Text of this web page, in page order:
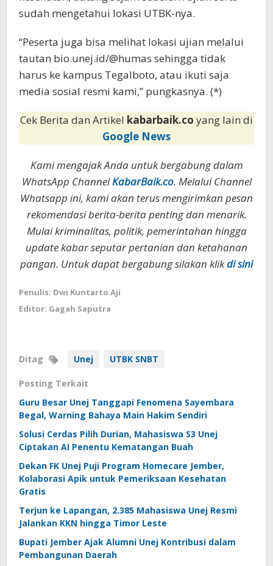
sudah mengetahui lokasi UTBK-nya.
“Peserta juga bisa melihat lokasi ujian melalui
tautan bio.unej.id/@humas sehingga tidak
harus ke kampus Tegalboto, atau ikuti saja
media sosial resmi kami,” pungkasnya. (*)
Cek Berita dan Artikel kabarbaik.co yang lain di
Google News
Kami mengajak Anda untuk bergabung dalam
WhatsApp ChannelKabarBaik.co. Melalui Channel
Whatsapp ini, kami akan terus mengirimkan pesan
rekomendasi berita-berita penting dan menarik.
Mulai kriminalitas, politik, pemerintahan hingga
update kabar seputar pertanian dan ketahanan
pangan. Untuk dapat bergabung silakan klikdi sini
Penulis: Dwi Kuntarto Aji
Editor: Gagah Saputra
Ditag Unej UTBK SNBT
Posting Terkait
Guru Besar Unej Tanggapi Fenomena Sayembara
Begal, Warning Bahaya Main Hakim Sendiri
Solusi Cerdas Pilih Durian, Mahasiswa S3 Unej
Ciptakan AI Penentu Kematangan Buah
Dekan FK Unej Puji Program Homecare Jember,
Kolaborasi Apik untuk Pemeriksaan Kesehatan
Gratis
Terjun ke Lapangan, 2.385 Mahasiswa Unej Resmi
Jalankan KKN hingga Timor Leste
Bupati Jember Ajak Alumni Unej Kontribusi dalam
Pembangunan Daerah